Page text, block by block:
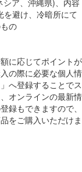
ア、沖縄県)、内容
避け、冷暗所にて
の
に応じてポイントが
の際に必要な個人情
へ登録することでス
オンラインの最新情
録もできますので、
をご購入いただけま